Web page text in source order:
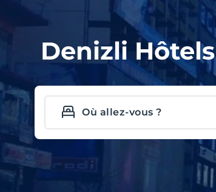
Denizli Hôtels